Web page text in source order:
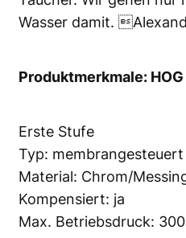
Wasser damit.
Produktmerkmale:
Erste Stufe
Typ: membrangesteuert
Material: Chrom/
Kompensiert: ja
Max. Betriebsdruck: